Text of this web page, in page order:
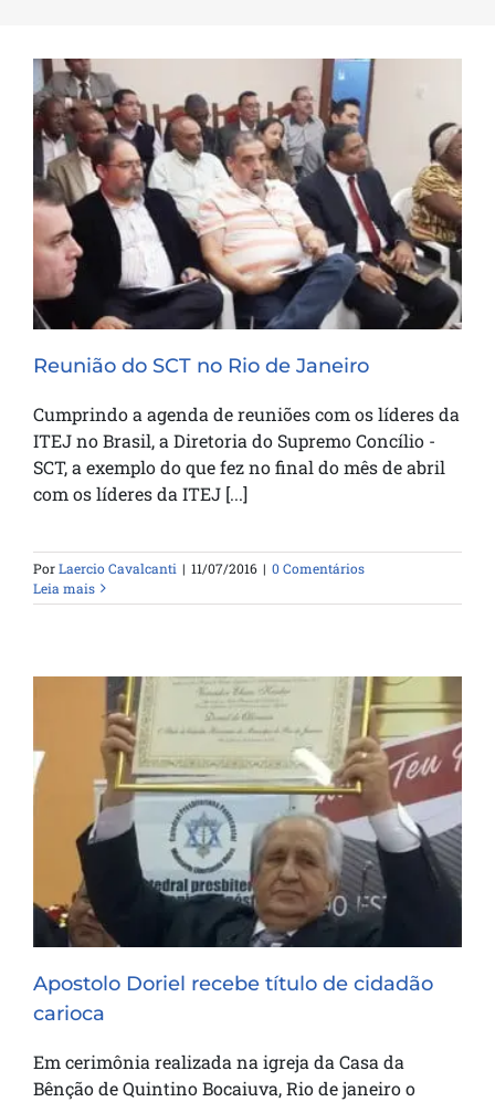
Reunião do SCT no Rio de Janeiro
Reunião do SCT no Rio de Janeiro
Cumprindo a agenda de reuniões com os líderes da
ITEJ no Brasil, a Diretoria do Supremo Concílio -
SCT, a exemplo do que fez no final do mês de abril
com os líderes da ITEJ [...]
PorLaercio Cavalcanti | 11/07/2016 | 0 Comentários
Leia mais
Apostolo Doriel recebe título de cidadão
carioca
Apostolo Doriel recebe título de cidadão
carioca
Em cerimônia realizada na igreja da Casa da
Bênção de Quintino Bocaiuva, Rio de janeiro o